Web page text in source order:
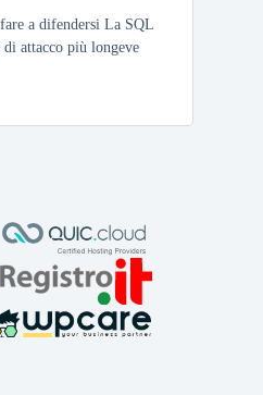
a difendersi La SQL
attacco più longeve